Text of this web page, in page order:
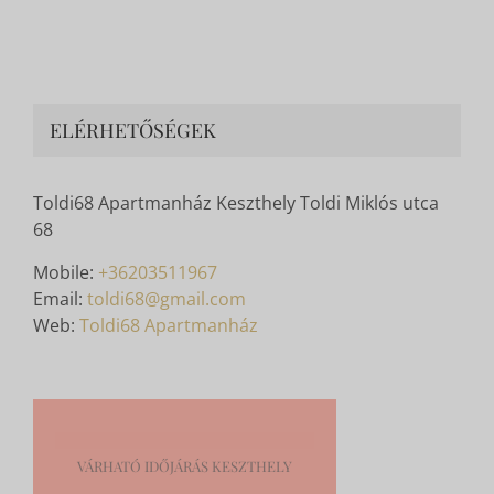
Toldi68 Apartmanház Keszthely Toldi Miklós utca
68
Mobile:+36203511967
Email: toldi68@gmail.com